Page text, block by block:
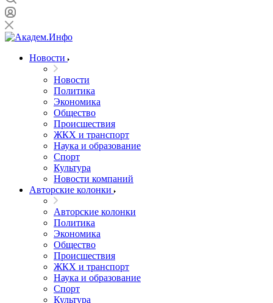
Новости
Новости
Политика
Экономика
Общество
Происшествия
ЖКХ и транспорт
Наука и образование
Спорт
Культура
Новости компаний
Авторские колонки
Авторские колонки
Политика
Экономика
Общество
Происшествия
ЖКХ и транспорт
Наука и образование
Спорт
Культура